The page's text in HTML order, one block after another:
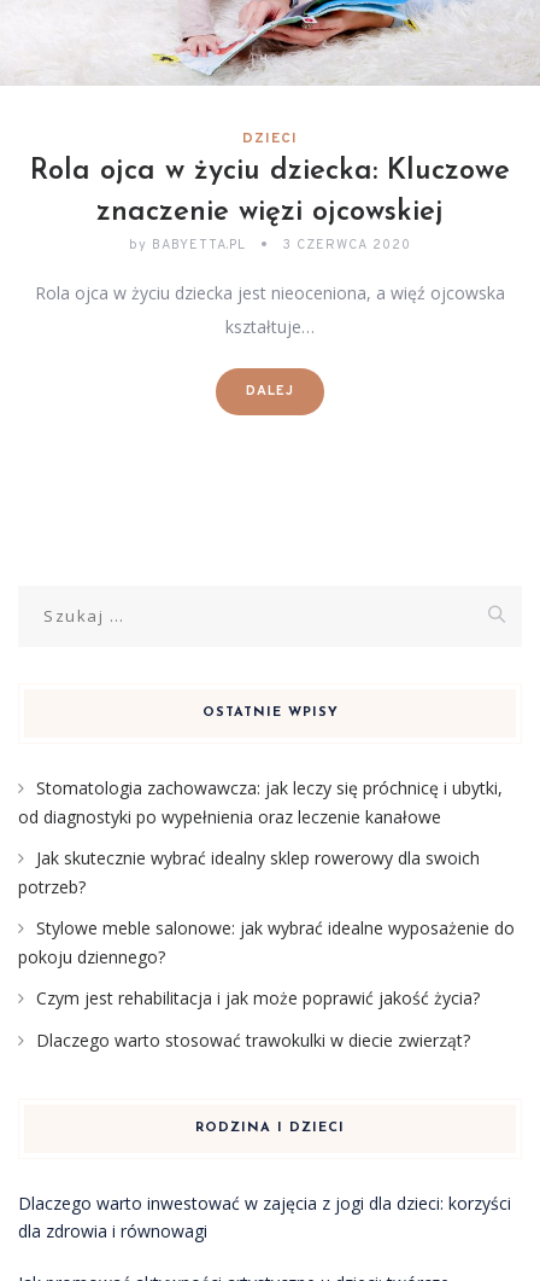
DZIECI
Rola ojca w życiu dziecka: Kluczowe
znaczenie więzi ojcowskiej
by BABYETTA.PL 3 CZERWCA 2020
Rola ojca w życiu dziecka jest nieoceniona, a więź ojcowska
kształtuje…
DALEJ
OSTATNIE WPISY
Stomatologia zachowawcza: jak leczy się próchnicę i ubytki,
od diagnostyki po wypełnienia oraz leczenie kanałowe
Jak skutecznie wybrać idealny sklep rowerowy dla swoich
potrzeb?
Stylowe meble salonowe: jak wybrać idealne wyposażenie do
pokoju dziennego?
Czym jest rehabilitacja i jak może poprawić jakość życia?
Dlaczego warto stosować trawokulki w diecie zwierząt?
RODZINA I DZIECI
Dlaczego warto inwestować w zajęcia z jogi dla dzieci: korzyści
dla zdrowia i równowagi